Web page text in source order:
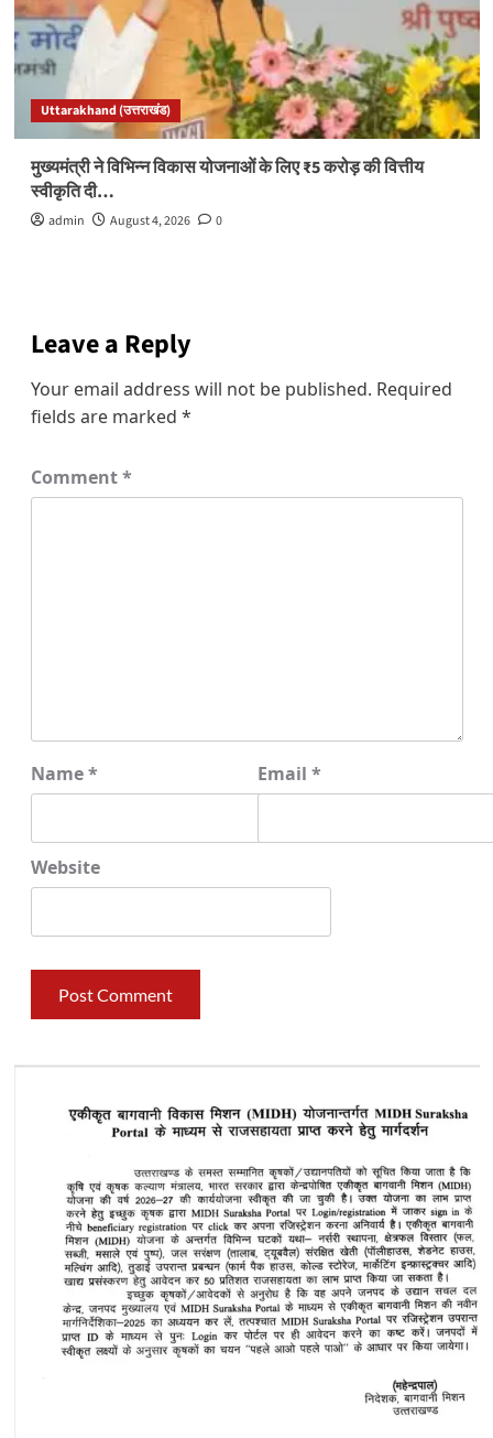
Uttarakhand (उत्तराखंड)
मुख्यमंत्री ने विभिन्न विकास योजनाओं के लिए ₹5 करोड़ की वित्तीय
स्वीकृति दी…
admin August 4, 2026 0
Leave a Reply
Your email address will not be published. Required
fields are marked *
Comment*
Name* Email *
Website